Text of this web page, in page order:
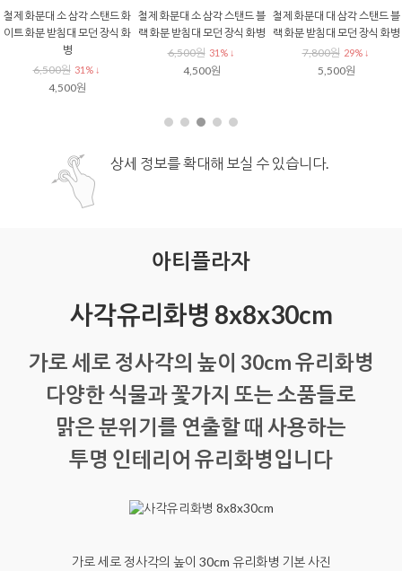
철제 화분대 소 삼각 스탠드 화
이트 화분 받침대 모던 장식 화
병
6,500원 31% ↓
4,500원
철제 화분대 소 삼각 스탠드 블
랙 화분 받침대 모던 장식 화병
6,500원 31% ↓
4,500원
철제 화분대 대 삼각 스탠드 블
랙 화분 받침대 모던 장식 화병
7,800원 29% ↓
5,500원
상세 정보를 확대해 보실 수 있습니다.
아티플라자
사각유리화병 8x8x30cm
가로 세로 정사각의 높이 30cm 유리화병
다양한 식물과 꽃가지 또는 소품들로
맑은 분위기를 연출할 때 사용하는
투명 인테리어 유리화병입니다
가로 세로 정사각의 높이 30cm 유리화병 기본 사진